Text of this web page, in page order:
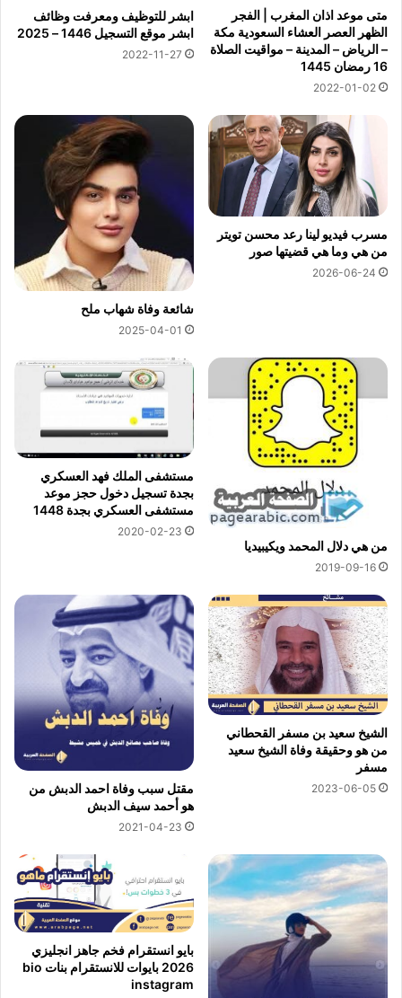
متى موعد اذان المغرب | الفجر
الظهر العصر العشاء السعودية مكة
– الرياض – المدينة – مواقيت الصلاة
16 رمضان 1445
2022-01-02
ابشر للتوظيف ومعرفت وظائف
ابشر موقع التسجيل 1446 – 2025
2022-11-27
مسرب فيديو لينا رعد محسن تويتر
من هي وما هي قضيتها صور
2026-06-24
شائعة وفاة شهاب ملح
2025-04-01
من هي دلال المحمد ويكيبيديا
2019-09-16
مستشفى الملك فهد العسكري
بجدة تسجيل دخول حجز موعد
مستشفى العسكري بجدة 1448
2020-02-23
الشيخ سعيد بن مسفر القحطاني
من هو وحقيقة وفاة الشيخ سعيد
مسفر
2023-06-05
مقتل سبب وفاة احمد الدبش من
هو أحمد سيف الدبش
2021-04-23
بايو انستقرام فخم جاهز انجليزي
2026 بايوات للانستقرام بنات bio
instagram